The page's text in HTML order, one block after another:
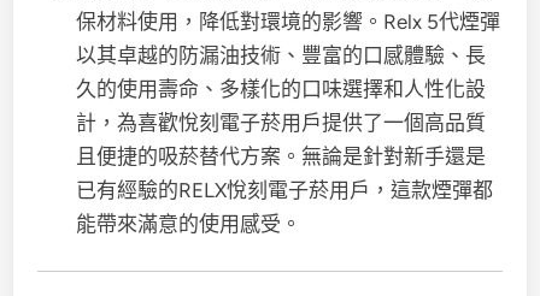
保材料使用，降低對環境的影響。Relx 5代煙彈
以其卓越的防漏油技術、豐富的口感體驗、長
久的使用壽命、多樣化的口味選擇和人性化設
計，為喜歡悅刻電子菸用戶提供了一個高品質
且便捷的吸菸替代方案。無論是針對新手還是
已有經驗的RELX悅刻電子菸用戶，這款煙彈都
能帶來滿意的使用感受。